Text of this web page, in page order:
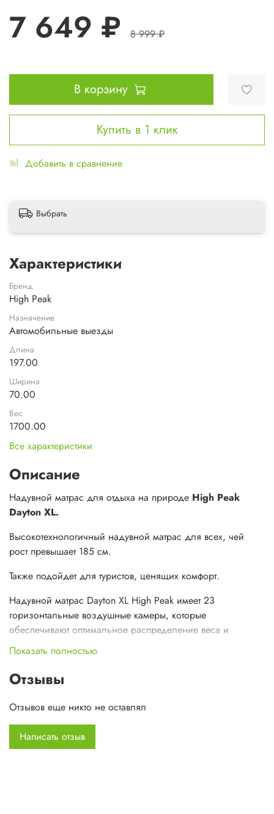
7 649 ₽ 8 999 ₽
В корзину
Купить в 1 клик
Добавить в сравнение
Выбрать
Характеристики
Бренд
High Peak
Назначение
Автомобильные выезды
Длина
197.00
Ширина
70.00
Вес
1700.00
Все характеристики
Описание
Надувной матрас для отдыха на природе High Peak
Dayton XL.
Высокотехнологичный надувной матрас для всех, чей
рост превышает 185 см.
Также подойдет для туристов, ценящих комфорт.
Надувной матрас Dayton XL High Peak имеет 23
горизонтальные воздушные камеры, которые
обеспечивают оптимальное распределение веса и
максимальный комфорт во время сна.
идеальным компаньонм для походов и кемпинга.
Коврик оснащен встроенным насосом, который позволяет
наполнить коврик воздухом за несколько минут.
Характеристики:
Показать полностью
Отзывы
Отзывов еще никто не оставлял
Написать отзыв